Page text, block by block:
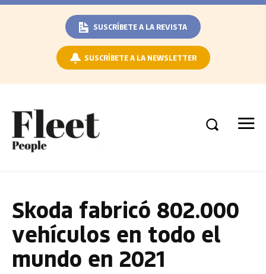
SUSCRÍBETE A LA REVISTA
SUSCRÍBETE A LA NEWSLETTER
Skoda fabricó 802.000
vehículos en todo el
mundo en 2021